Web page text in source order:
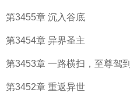
第3455章 沉入谷底
第3454章 异界圣主
第3453章 一路横扫，至尊驾到
第3452章 重返异世